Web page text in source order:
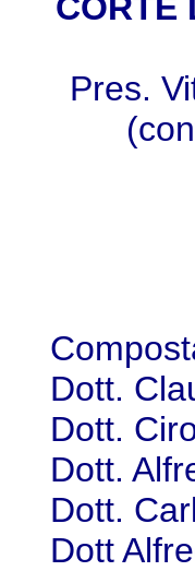
Pres.
Dott.
Dott.
Dott.
Dott.
Dott